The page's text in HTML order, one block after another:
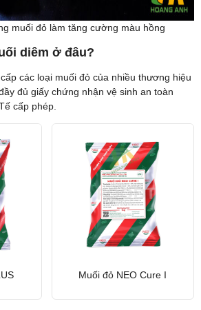
muối đỏ làm tăng cường màu hồng
diêm ở đâu?
các loại muối đỏ của nhiều thương hiệu
đủ giấy chứng nhận vệ sinh an toàn
cấp phép.
Muối đỏ NEO Cure I